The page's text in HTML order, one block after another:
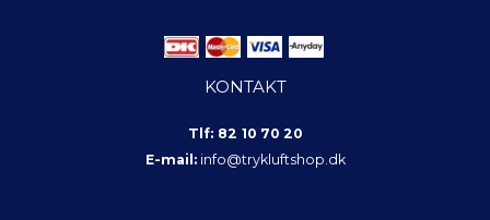
KONTAKT
Tlf: 82 10 70 20
E-mail: info@trykluftshop.dk